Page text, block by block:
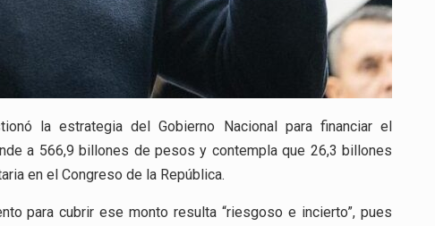
la estrategia del Gobierno Nacional para financiar el
a 566,9 billones de pesos y contempla que 26,3 billones
en el Congreso de la República.
para cubrir ese monto resulta “riesgoso e incierto”, pues